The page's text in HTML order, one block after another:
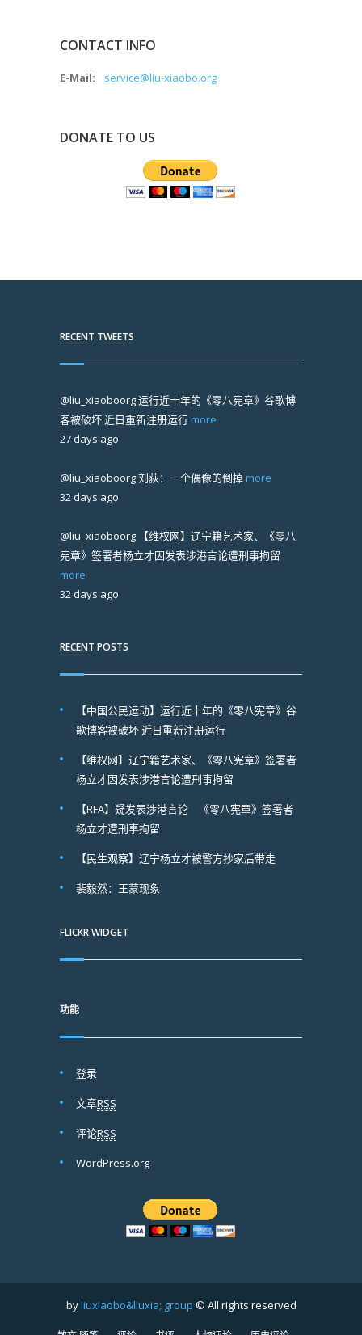
CONTACT INFO
E-Mail: service@liu-xiaobo.org
DONATE TO US
RECENT TWEETS
@liu_xiaoboorg运行近十年的《零八宪章》谷歌博
客被破坏 近日重新注册运行 more
27 days ago
@liu_xiaoboorg刘荻：一个偶像的倒掉 more
32 days ago
@liu_xiaoboorg 【维权网】辽宁籍艺术家、《零八
宪章》签署者杨立才因发表涉港言论遭刑事拘留
more
32 days ago
RECENT POSTS
【中国公民运动】运行近十年的《零八宪章》谷
歌博客被破坏 近日重新注册运行
【维权网】辽宁籍艺术家、《零八宪章》签署者
杨立才因发表涉港言论遭刑事拘留
【RFA】疑发表涉港言论 《零八宪章》签署者
杨立才遭刑事拘留
【民生观察】辽宁杨立才被警方抄家后带走
裴毅然：王蒙现象
FLICKR WIDGET
功能
登录
文章RSS
评论RSS
WordPress.org
byliuxiaobo&liuxia; group © All rights reserved